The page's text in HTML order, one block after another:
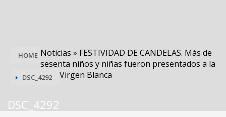
HOME Noticias » FESTIVIDAD DE CANDELAS. Más de
sesenta niños y niñas fueron presentados a la
Virgen Blanca
DSC_4292
DSC_4292